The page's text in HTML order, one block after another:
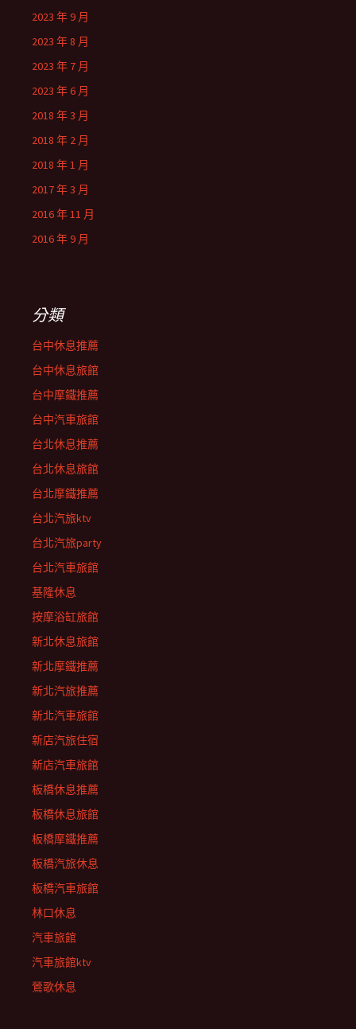
2023 年 9 月
2023 年 8 月
2023 年 7 月
2023 年 6 月
2018 年 3 月
2018 年 2 月
2018 年 1 月
2017 年 3 月
2016 年 11 月
2016 年 9 月
分類
台中休息推薦
台中休息旅館
台中摩鐵推薦
台中汽車旅館
台北休息推薦
台北休息旅館
台北摩鐵推薦
台北汽旅ktv
台北汽旅party
台北汽車旅館
基隆休息
按摩浴缸旅館
新北休息旅館
新北摩鐵推薦
新北汽旅推薦
新北汽車旅館
新店汽旅住宿
新店汽車旅館
板橋休息推薦
板橋休息旅館
板橋摩鐵推薦
板橋汽旅休息
板橋汽車旅館
林口休息
汽車旅館
汽車旅館ktv
鶯歌休息